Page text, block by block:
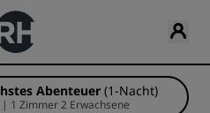
Abenteuer (1-Nacht)
10 Aug. - 11 Aug. | 1 Zimmer 2 Erwachsene